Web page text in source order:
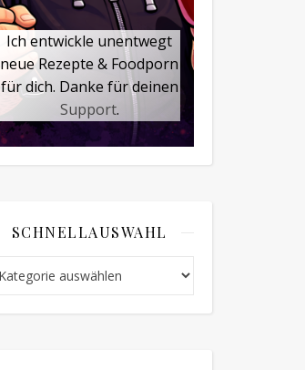
Ich entwickle unentwegt
neue Rezepte & Foodporn
für dich. Danke für deinen
Support.
SCHNELLAUSWAHL